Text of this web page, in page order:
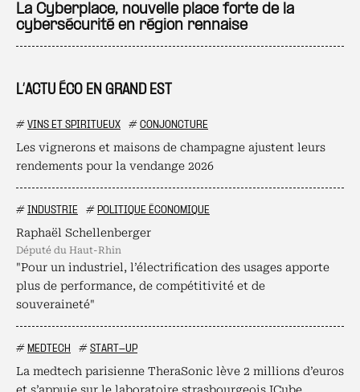
L’ACTU ÉCO EN GRAND EST
# VINS ET SPIRITUEUX # CONJONCTURE
Les vignerons et maisons de champagne ajustent leurs
rendements pour la vendange 2026
# INDUSTRIE # POLITIQUE ÉCONOMIQUE
Raphaël Schellenberger
député du Haut-Rhin
"Pour un industriel, l’électrification des usages apporte
plus de performance, de compétitivité et de
souveraineté"
# MEDTECH # START-UP
La medtech parisienne TheraSonic lève 2 millions d’euros
La Cyberplace, nouvelle place forte de la
cybersécurité en région rennaise